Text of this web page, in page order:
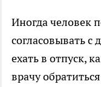
Иногда человек
согласовывать с
ехать в отпуск,
врачу